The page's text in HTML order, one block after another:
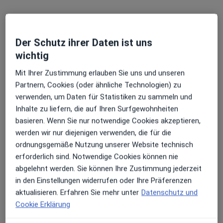
Dr. med. Thomas Lamberti
Kinder- und Jugendarzt
175 Bewertungen
Adresse 1 Adresse 2 Videosprechstunde
Der Schutz ihrer Daten ist uns
wichtig
Mit Ihrer Zustimmung erlauben Sie uns und unseren
Partnern, Cookies (oder ähnliche Technologien) zu
verwenden, um Daten für Statistiken zu sammeln und
Inhalte zu liefern, die auf Ihren Surfgewohnheiten
basieren. Wenn Sie nur notwendige Cookies akzeptieren,
werden wir nur diejenigen verwenden, die für die
ordnungsgemäße Nutzung unserer Website technisch
erforderlich sind. Notwendige Cookies können nie
abgelehnt werden. Sie können Ihre Zustimmung jederzeit
in den Einstellungen widerrufen oder Ihre Präferenzen
aktualisieren. Erfahren Sie mehr unter Datenschutz und
Cookie Erklärung